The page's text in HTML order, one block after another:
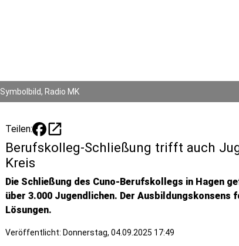
Symbolbild, Radio MK
Teilen: open_in_new
Berufskolleg-Schließung trifft auch
Kreis
Die Schließung des Cuno-Berufskollegs in Hagen
über 3.000 Jugendlichen. Der
Lösungen.
Veröffentlicht: Donnerstag, 04.09.2025 17:49